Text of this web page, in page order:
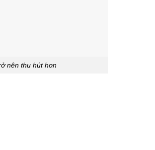
nên thu hút hơn